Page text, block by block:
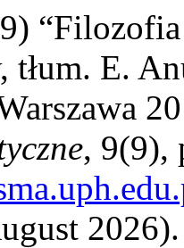
tłum. E.
, 9(9),
2026).